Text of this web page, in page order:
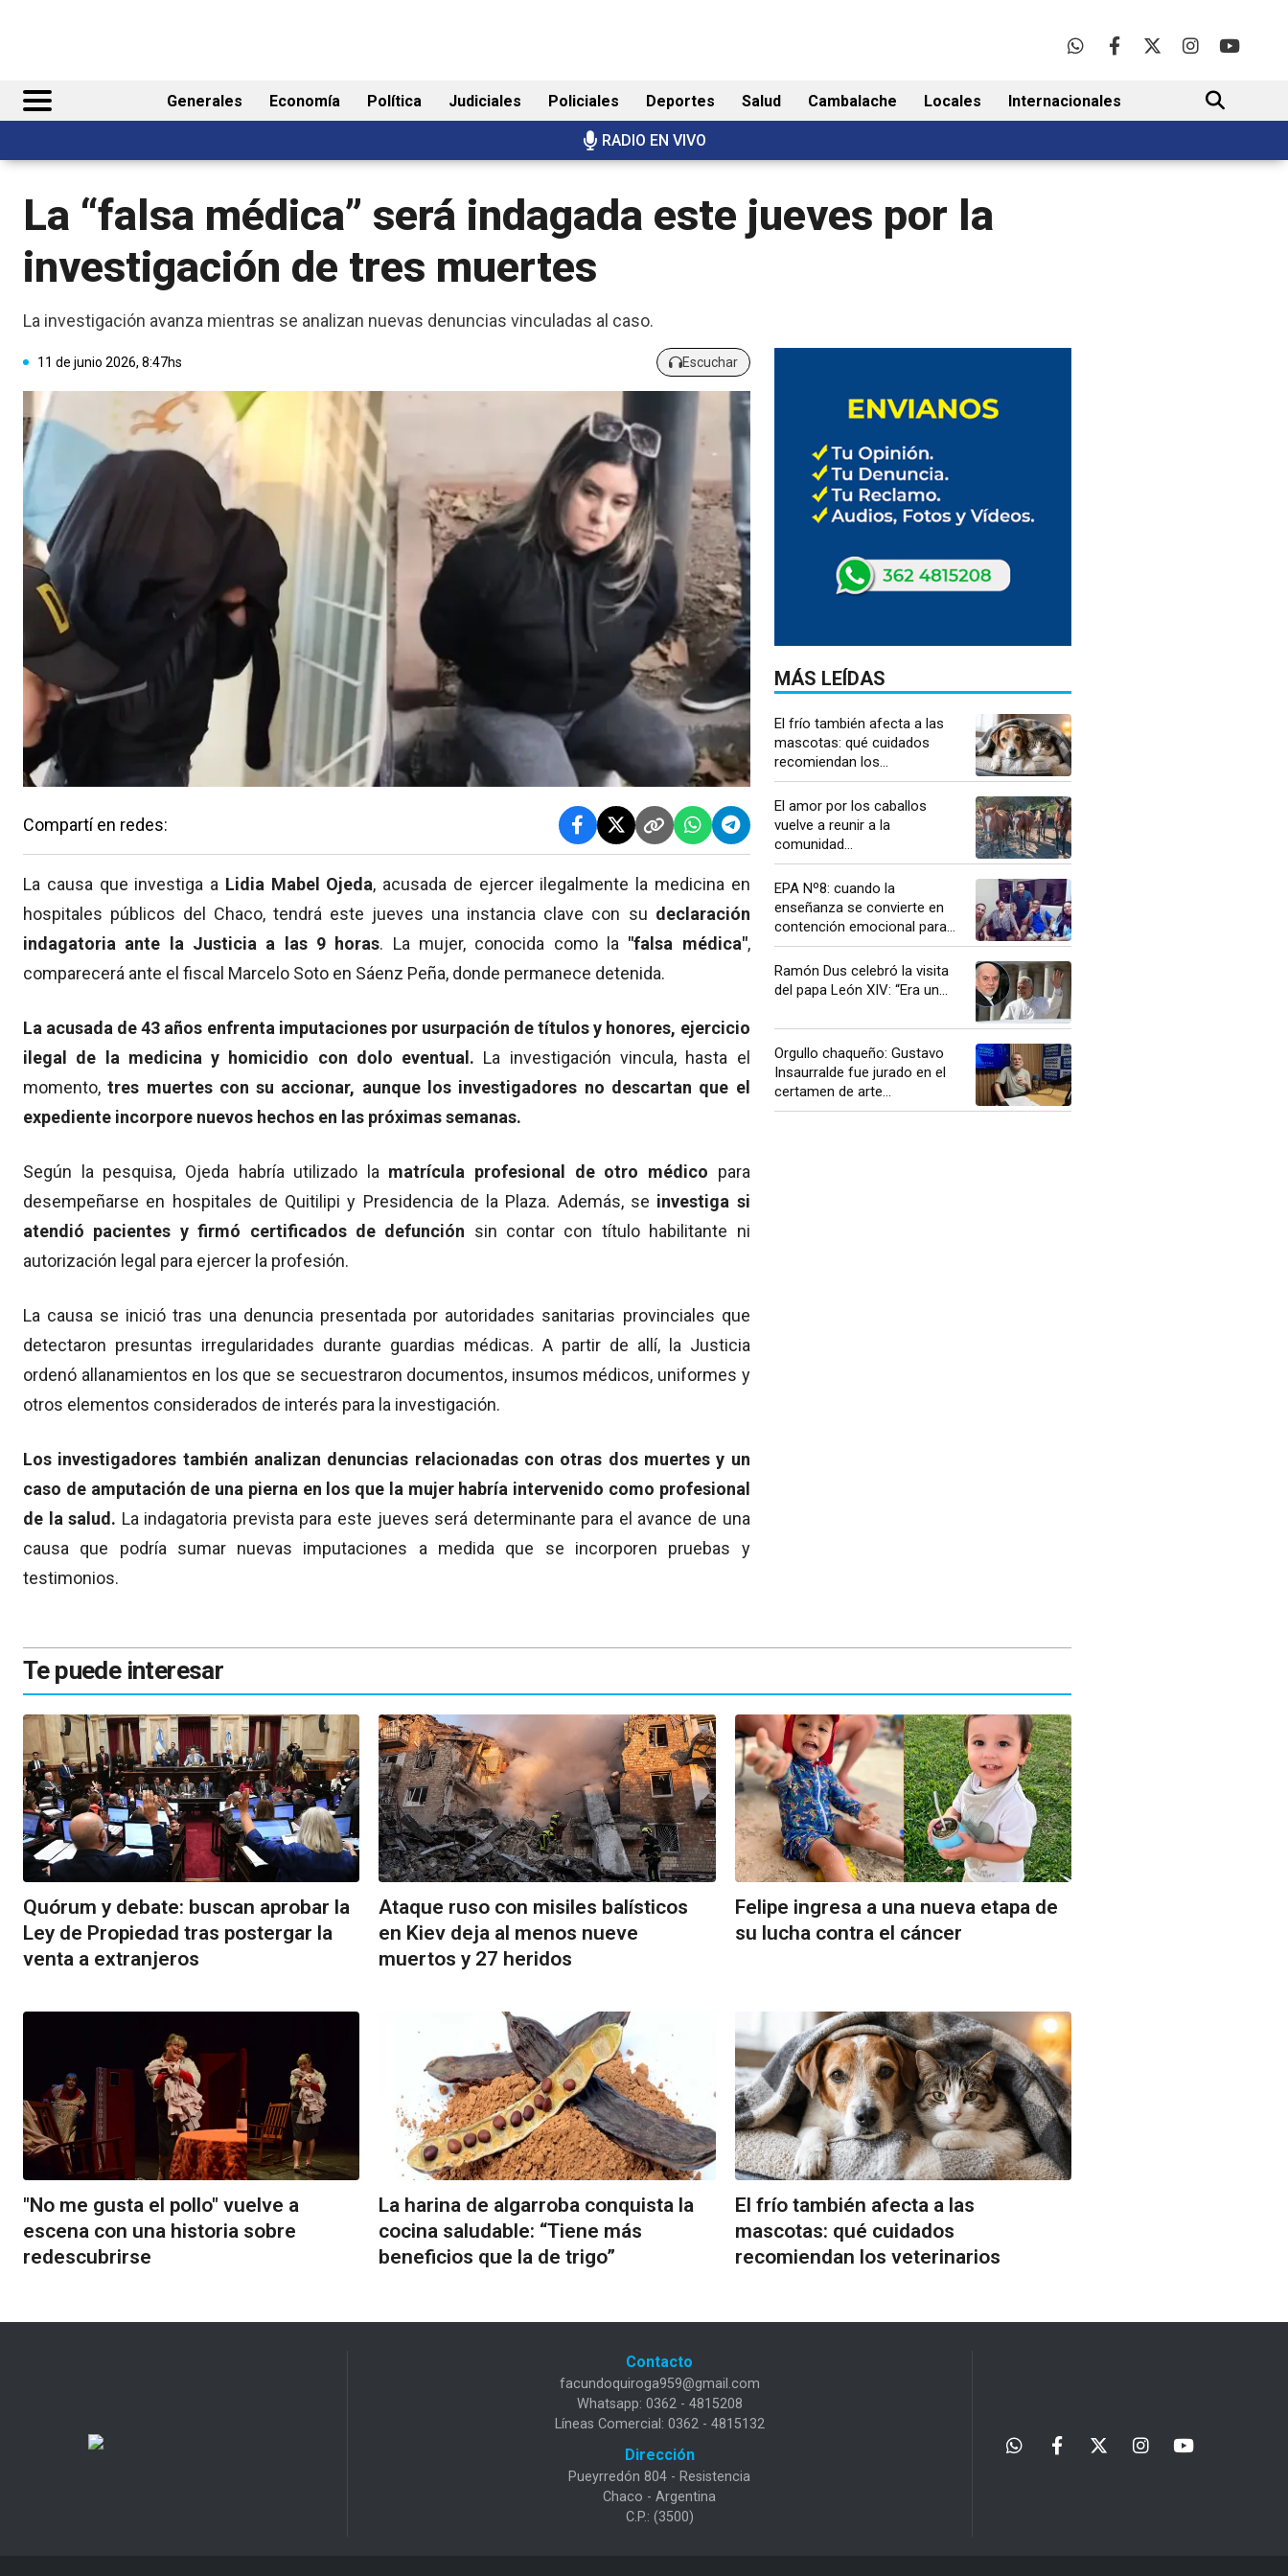
Generales Economía Política Judiciales Policiales Deportes Salud Cambalache Locales Internacionales
RADIO EN VIVO
BUSCAR
La “falsa médica” será indagada este jueves por la
investigación de tres muertes
La investigación avanza mientras se analizan nuevas denuncias vinculadas al caso.
11 de junio 2026, 8:47hs Escuchar
Compartí en redes:
La causa que investiga a Lidia Mabel Ojeda, acusada de ejercer ilegalmente la medicina en
hospitales públicos del Chaco, tendrá este jueves una instancia clave con su declaración
indagatoria ante la Justicia a las 9 horas. La mujer, conocida como la "falsa médica",
comparecerá ante el fiscal Marcelo Soto en Sáenz Peña, donde permanece detenida.
La acusada de 43 años enfrenta imputaciones por usurpación de títulos y honores, ejercicio
ilegal de la medicina y homicidio con dolo eventual. La investigación vincula, hasta el
momento,tres muertes con su accionar, aunque los investigadores no descartan que el
expediente incorpore nuevos hechos en las próximas semanas.
Según la pesquisa, Ojeda habría utilizado la matrícula profesional de otro médico para
desempeñarse en hospitales de Quitilipi y Presidencia de la Plaza. Además, se investiga si
atendió pacientes y firmó certificados de defunción sin contar con título habilitante ni
autorización legal para ejercer la profesión.
La causa se inició tras una denuncia presentada por autoridades sanitarias provinciales que
detectaron presuntas irregularidades durante guardias médicas. A partir de allí, la Justicia
ordenó allanamientos en los que se secuestraron documentos, insumos médicos, uniformes y
otros elementos considerados de interés para la investigación.
Los investigadores también analizan denuncias relacionadas con otras dos muertes y un
caso de amputación de una pierna en los que la mujer habría intervenido como profesional
de la salud. La indagatoria prevista para este jueves será determinante para el avance de una
causa que podría sumar nuevas imputaciones a medida que se incorporen pruebas y
testimonios.
MÁS LEÍDAS
El frío también afecta a las
mascotas: qué cuidados
recomiendan los...
El amor por los caballos
vuelve a reunir a la
comunidad...
EPA Nº8: cuando la
enseñanza se convierte en
contención emocional para...
Ramón Dus celebró la visita
del papa León XIV: “Era un...
Orgullo chaqueño: Gustavo
Insaurralde fue jurado en el
certamen de arte...
Te puede interesar
Quórum y debate: buscan aprobar la
Ley de Propiedad tras postergar la
venta a extranjeros
Ataque ruso con misiles balísticos
en Kiev deja al menos nueve
muertos y 27 heridos
Felipe ingresa a una nueva etapa de
su lucha contra el cáncer
"No me gusta el pollo" vuelve a
escena con una historia sobre
redescubrirse
La harina de algarroba conquista la
cocina saludable: “Tiene más
beneficios que la de trigo”
El frío también afecta a las
mascotas: qué cuidados
recomiendan los veterinarios
Contacto
facundoquiroga959@gmail.com
Whatsapp: 0362 - 4815208
Líneas Comercial: 0362 - 4815132
Dirección
Pueyrredón 804 - Resistencia
Chaco - Argentina
C.P.: (3500)